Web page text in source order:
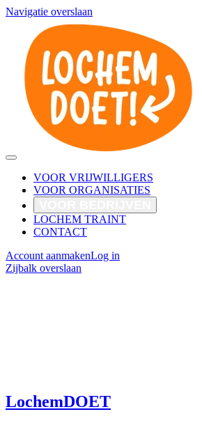
Navigatie overslaan
VOOR VRIJWILLIGERS
VOOR ORGANISATIES
LOCHEM TRAINT
CONTACT
Account aanmakenLog in
Zijbalk overslaan
LochemDOET